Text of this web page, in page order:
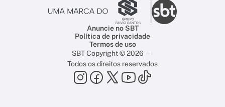
Anuncie no SBT
Política de privacidade
Termos de uso
SBT Copyright © 2026 —
Todos os direitos reservados